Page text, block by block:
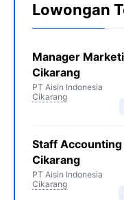
k
m
p
Lowongan
Manager
Cikarang
PT Aisin Indonesia
Cikarang
Staff Accounting
Cikarang
PT Aisin Indonesia
Cikarang